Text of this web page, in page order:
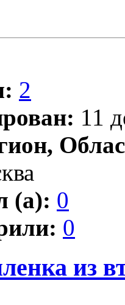
2
11
(а): 0
0
из